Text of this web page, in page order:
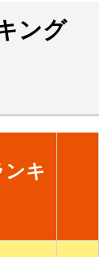
ング
ンキ